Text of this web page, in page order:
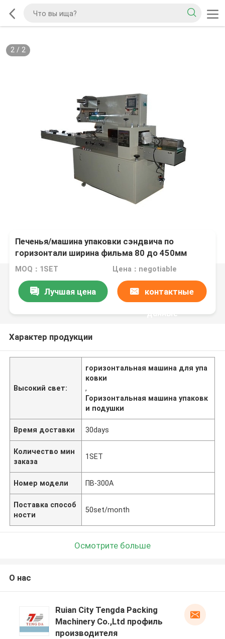
2/ 2
Печенья/машина упаковки сэндвича по
горизонтали ширина фильма 80 до 450мм
упаковывая
MOQ：1SET Цена：negotiable
Лучшая цена контактные
данные
Характер продукции
Высокий свет:
горизонтальная машина для упа
ковки
,
Горизонтальная машина упаковк
и подушки
Время доставки 30days
Количество мин
заказа
1SET
Номер модели ПВ-300А
Поставка способ
ности
50set/month
Осмотрите больше
О нас
Ruian City Tengda Packing
Machinery Co.,Ltd профиль
производителя